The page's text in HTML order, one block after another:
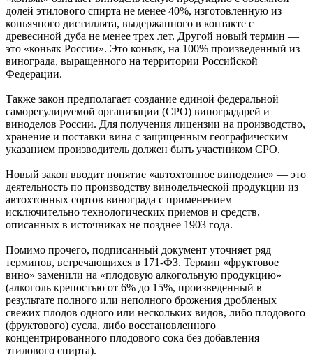
долей этилового спирта не менее 40%, изготовленную из
коньячного дистиллята, выдержанного в контакте с
древесиной дуба не менее трех лет. Другой новый термин —
это «коньяк России». Это коньяк, на 100% произведенный из
винограда, выращенного на территории Российской
Федерации.
Также закон предполагает создание единой федеральной
саморегулируемой организации (СРО) виноградарей и
виноделов России. Для получения лицензии на производство,
хранение и поставки вина с защищенным географическим
указанием производитель должен быть участником СРО.
Новый закон вводит понятие «автохтонное виноделие» — это
деятельность по производству винодельческой продукции из
автохтонных сортов винограда с применением
исключительно технологических приемов и средств,
описанных в источниках не позднее 1903 года.
Помимо прочего, подписанный документ уточняет ряд
терминов, встречающихся в 171-ФЗ. Термин «фруктовое
вино» заменили на «плодовую алкогольную продукцию»
(алкоголь крепостью от 6% до 15%, произведенный в
результате полного или неполного брожения дробленых
свежих плодов одного или нескольких видов, либо плодового
(фруктового) сусла, либо восстановленного
концентрированного плодового сока без добавления
этилового спирта).